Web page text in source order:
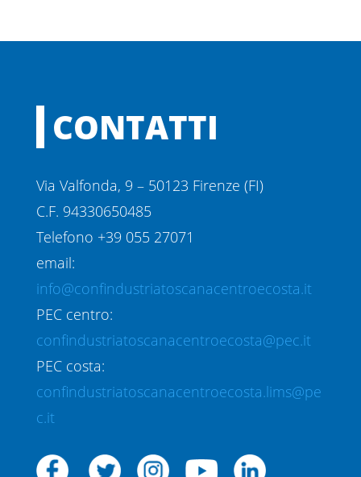
CONTATTI
Via Valfonda, 9 – 50123 Firenze (FI)
C.F. 94330650485
Telefono +39 055 27071
email:
info@confindustriatoscanacentroecosta.it
PEC centro:
confindustriatoscanacentroecosta@pec.it
PEC costa:
confindustriatoscanacentroecosta.lims@pe
c.it